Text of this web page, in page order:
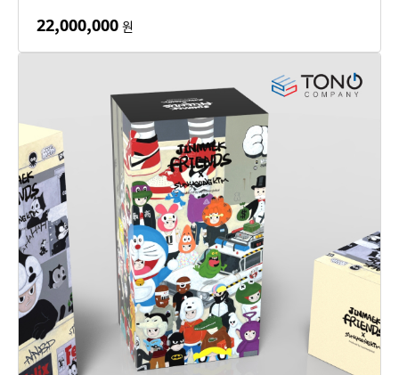
22,000,000 원